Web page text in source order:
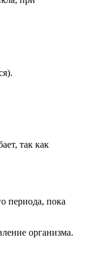
так как
периода, пока
организма.